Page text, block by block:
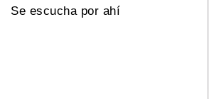
Se escucha por ahí